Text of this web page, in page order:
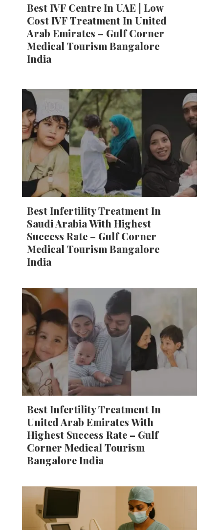
Best IVF Centre In UAE | Low
Cost IVF Treatment In United
Arab Emirates – Gulf Corner
Medical Tourism Bangalore
India
Best Infertility Treatment In
Saudi Arabia With Highest
Success Rate – Gulf Corner
Medical Tourism Bangalore
India
Best Infertility Treatment In
United Arab Emirates With
Highest Success Rate – Gulf
Corner Medical Tourism
Bangalore India